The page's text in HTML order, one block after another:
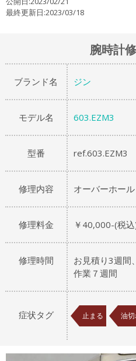
最終更新日:2023/03/18
腕時計
ブランド名 ジン
モデル名 603.EZM3
型番 ref.603.EZM3
修理内容 オーバーホー
修理料金 ￥40,000-(税
修理時間
お見積り3週間
作業７週間
症状タグ 止まる 油